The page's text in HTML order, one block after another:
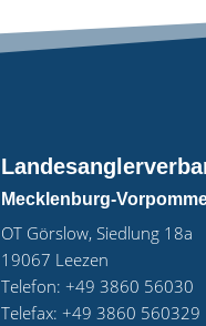
Mecklenburg-
OT Görslow, Siedlung 18a
19067 Leezen
Telefon: +49 3860 56030
Telefax: +49 3860 560329